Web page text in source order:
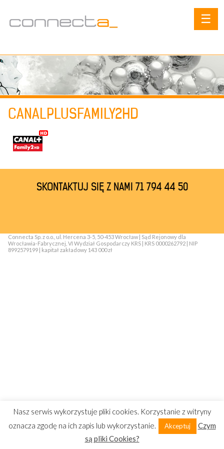
☰
CANALPLUSFAMILY2HD
SKONTAKTUJ SIĘ Z NAMI 71 794 44 50
Connecta Sp. z o.o., ul. Hercena 3-5, 50-453 Wrocław | Sąd Rejonowy dla
Wrocławia-Fabrycznej, VI Wydział Gospodarczy KRS | KRS 0000262792 | NIP
8992579199 | kapitał zakładowy 143 000 zł
Nasz serwis wykorzystuje pliki cookies. Korzystanie z witryny
oznacza zgodę na ich zapis lub wykorzystanie.
Akceptuj
Czym
są pliki Cookies?